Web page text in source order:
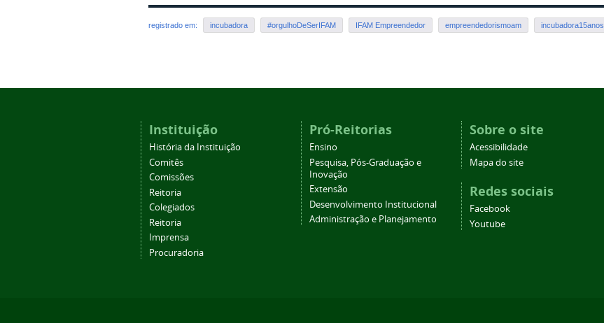
registrado em: incubadora #orgulhoDeSerIFAM IFAM Empreendedor empreendedorismoam incubadora15anos
Instituição
História da Instituição
Comitês
Comissões
Reitoria
Colegiados
Reitoria
Imprensa
Procuradoria
Pró-Reitorias
Ensino
Pesquisa, Pós-Graduação e
Inovação
Extensão
Desenvolvimento Institucional
Administração e Planejamento
Sobre o site
Acessibilidade
Mapa do site
Redes sociais
Facebook
Youtube